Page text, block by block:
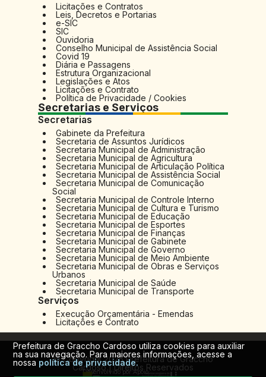
Licitações e Contratos
Leis, Decretos e Portarias
e-SIC
SIC
Ouvidoria
Conselho Municipal de Assistência Social
Covid 19
Diária e Passagens
Estrutura Organizacional
Legislações e Atos
Licitações e Contrato
Política de Privacidade / Cookies
Secretarias e Serviços
Secretarias
Gabinete da Prefeitura
Secretaria de Assuntos Jurídicos
Secretaria Municipal de Administração
Secretaria Municipal de Agricultura
Secretaria Municipal de Articulação Política
Secretaria Municipal de Assistência Social
Secretaria Municipal de Comunicação
Social
Secretaria Municipal de Controle Interno
Secretaria Municipal de Cultura e Turismo
Secretaria Municipal de Educação
Secretaria Municipal de Esportes
Secretaria Municipal de Finanças
Secretaria Municipal de Gabinete
Secretaria Municipal de Governo
Secretaria Municipal de Meio Ambiente
Secretaria Municipal de Obras e Serviços
Urbanos
Secretaria Municipal de Saúde
Secretaria Municipal de Transporte
Serviços
Execução Orçamentária - Emendas
Licitações e Contrato
© Copyright 2025 Prefeitura de Graccho
Cardoso | Direitos Reservados
Desenvolvido por:Apoio:
Prefeitura de Graccho Cardoso utiliza cookies para auxiliar
na sua navegação. Para maiores informações, acesse a
nossa política de privacidade.